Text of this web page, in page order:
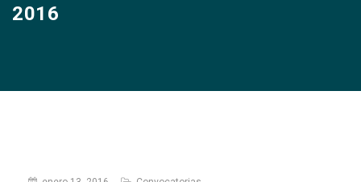
2016